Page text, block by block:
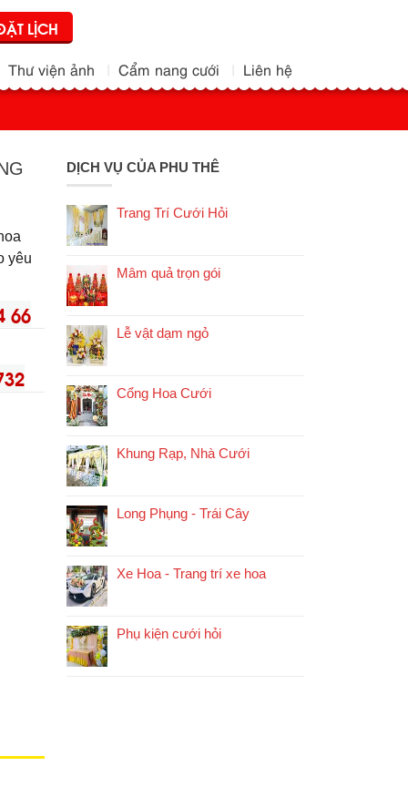
LỊCH
Thư viện ảnh Cẩm nang cưới Liên hệ
yêu
66
DỊCH VỤ CỦA PHU THÊ
Trang Trí Cưới Hỏi
Mâm quả trọn gói
Lễ vật dạm ngỏ
Cổng Hoa Cưới
Khung Rạp, Nhà Cưới
Long Phụng - Trái Cây
Xe Hoa - Trang trí xe hoa
Phụ kiện cưới hỏi